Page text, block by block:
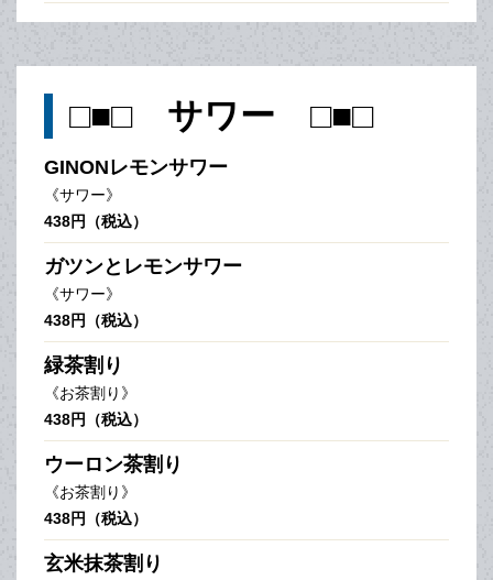
□■□ サワー □■□
GINONレモンサワー
《サワー》
438円（税込）
ガツンとレモンサワー
《サワー》
438円（税込）
緑茶割り
《お茶割り》
438円（税込）
ウーロン茶割り
《お茶割り》
438円（税込）
玄米抹茶割り